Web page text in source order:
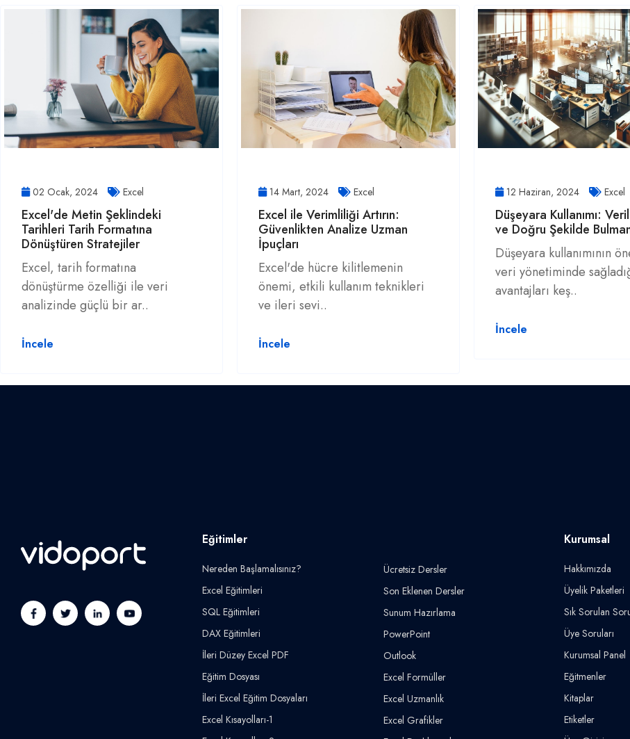
02 Ocak, 2024 Excel
Excel'de Metin Şeklindeki
Tarihleri Tarih Formatına
Dönüştüren Stratejiler
Excel, tarih formatına
dönüştürme özelliği ile veri
analizinde güçlü bir ar..
İncele
14 Mart, 2024 Excel
Excel ile Verimliliği Artırın:
Güvenlikten Analize Uzman
İpuçları
Excel'de hücre kilitlemenin
önemi, etkili kullanım teknikleri
ve ileri sevi..
İncele
12 Haziran, 2024 Excel
Düşeyara Kullanımı:
ve Doğru Şekilde
Düşeyara kullanımının
veri yönetiminde
avantajları keş..
İncele
Eğitimler
Nereden Başlamalısınız?
Excel Eğitimleri
SQL Eğitimleri
DAX Eğitimleri
İleri Düzey Excel PDF
Eğitim Dosyası
İleri Excel Eğitim Dosyaları
Excel Kısayolları-1
Ücretsiz Dersler
Son Eklenen Dersler
Sunum Hazırlama
PowerPoint
Outlook
Excel Formüller
Excel Uzmanlık
Excel Grafikler
Kurumsal
Hakkımızda
Üyelik Paketleri
Sık Sorulan
Üye Soruları
Kurumsal Panel
Eğitmenler
Kitaplar
Etiketler